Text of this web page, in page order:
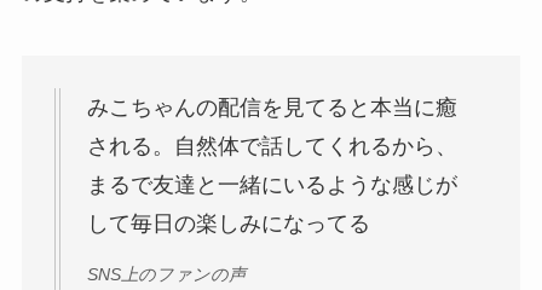
みこちゃんの配信を見てると本当に癒
される。自然体で話してくれるから、
まるで友達と一緒にいるような感じが
して毎日の楽しみになってる
SNS上のファンの声